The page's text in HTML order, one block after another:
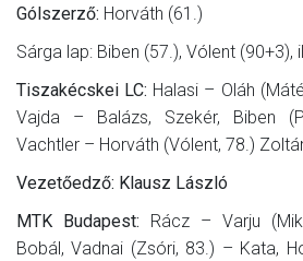
Gólszerző: Horváth (61.)
Sárga lap: Biben (57.), Vólent (90+3),
Tiszakécskei LC: Halasi – Oláh
Vajda – Balázs, Szekér, Biben
Vachtler – Horváth (Vólent, 78.)
Vezetőedző: Klausz László
MTK Budapest: Rácz – Varju
Bobál, Vadnai (Zsóri, 83.) – Kata,